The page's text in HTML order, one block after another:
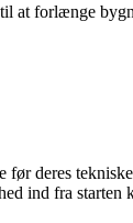
at forlænge
deres
ind fra starten